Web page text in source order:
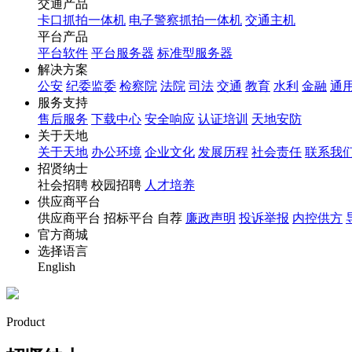
交通产品
卡口抓拍一体机 电子警察抓拍一体机 交通主机
平台产品
平台软件 平台服务器 标准型服务器
解决方案
公安 纪委监委 检察院 法院 司法 交通 教育 水利 金融 通用
服务支持
售后服务 下载中心 安全响应 认证培训 天地安防
关于天地
关于天地 办公环境 企业文化 发展历程 社会责任 联系我
招贤纳士
社会招聘 校园招聘 人才培养
供应商平台
供应商平台 招标平台 自荐 廉政声明 投诉举报 内控供方
官方商城
选择语言
English
Product